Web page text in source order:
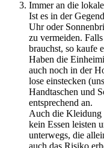
Immer an die
Ist es in der
Uhr oder
zu vermeiden.
brauchst, so kaufe
Haben die
auch noch in der
lose einstecken
Handtaschen und
entsprechend an.
Auch die Kleidung
kein Essen leisten
unterwegs, die